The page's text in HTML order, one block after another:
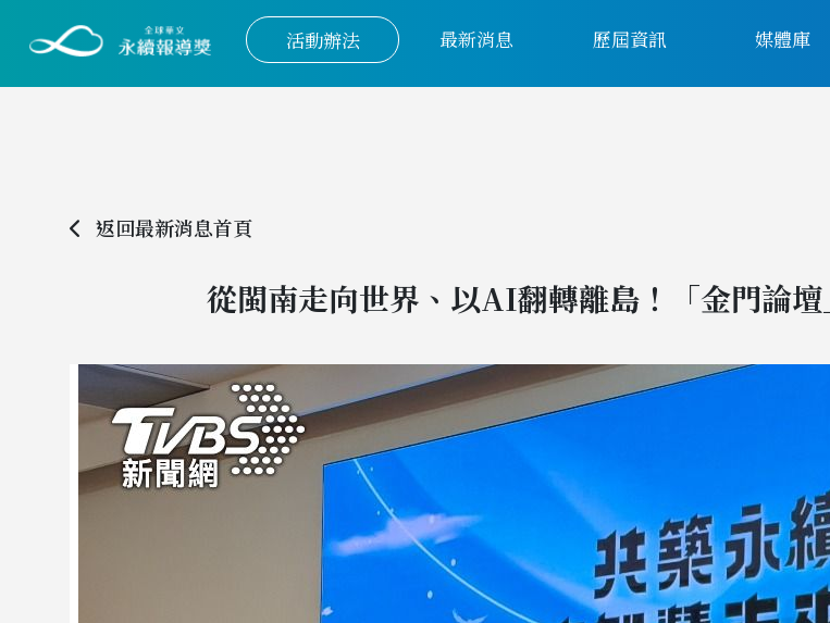
活動辦法 最新消息 歷屆資訊 媒體庫
返回最新消息首頁
從閩南走向世界、以AI翻轉離島！「金門論